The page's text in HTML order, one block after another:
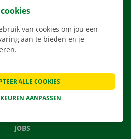
APP
VRAGEN
NIEUWS
JOBS
van cookies om jou een
aan te bieden en je
AANPASSEN
ALLE COOKIES